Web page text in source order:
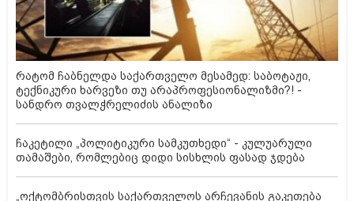
რატომ ჩაბნელდა საქართველო მესამედ: საბოტაჟი,
ტექნიკური ხარვეზი თუ არაპროფესიონალიზმი?! -
სანდრო თვალჭრელიძის ანალიზი
ჩაკეტილი „პოლიტიკური სამკუთხედი“ - კულუარული
თამაშები, რომლებიც დიდი სისხლის ფასად ჯდება
„ოქტომბრისთვის საქართველოს არჩევანის გაკეთება